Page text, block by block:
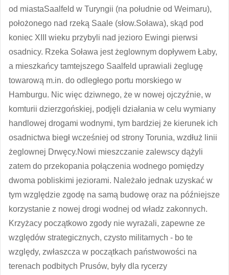
od miastaSaalfeld w Turyngii (na południe od Weimaru),
położonego nad rzeką Saale (słow.Soława), skąd pod
koniec XIII wieku przybyli nad jezioro Ewingi pierwsi
osadnicy. Rzeka Soława jest żeglownym dopływem Łaby,
a mieszkańcy tamtejszego Saalfeld uprawiali żeglugę
towarową m.in. do odległego portu morskiego w
Hamburgu. Nic więc dziwnego, że w nowej ojczyźnie, w
komturii dzierzgońskiej, podjęli działania w celu wymiany
handlowej drogami wodnymi, tym bardziej że kierunek ich
osadnictwa biegł wcześniej od strony Torunia, wzdłuż linii
żeglownej Drwęcy.Nowi mieszczanie zalewscy dążyli
zatem do przekopania połączenia wodnego pomiędzy
dwoma pobliskimi jeziorami. Należało jednak uzyskać w
tym względzie zgodę na samą budowę oraz na późniejsze
korzystanie z nowej drogi wodnej od władz zakonnych.
Krzyżacy początkowo zgody nie wyrażali, zapewne ze
względów strategicznych, czysto militarnych - bo te
względy, zwłaszcza w początkach państwowości na
terenach podbitych Prusów, były dla rycerzy